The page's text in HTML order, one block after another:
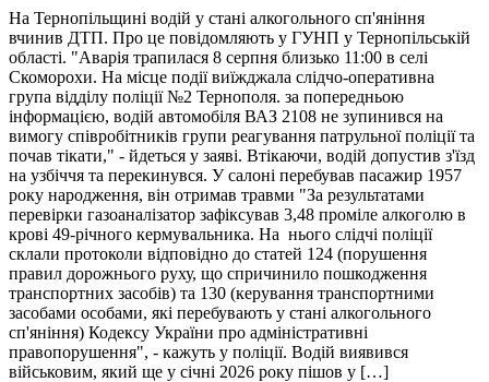
На Тернопільщині водій у стані алкогольного сп'яніння
вчинив ДТП. Про це повідомляють у ГУНП у Тернопільській
області. "Аварія трапилася 8 серпня близько 11:00 в селі
Скоморохи. На місце події виїжджала слідчо-оперативна
група відділу поліції №2 Тернополя. за попередньою
інформацією, водій автомобіля ВАЗ 2108 не зупинився на
вимогу співробітників групи реагування патрульної поліції та
почав тікати," - йдеться у заяві. Втікаючи, водій допустив з'їзд
на узбіччя та перекинувся. У салоні перебував пасажир 1957
року народження, він отримав травми "За результатами
перевірки газоаналізатор зафіксував 3,48 проміле алкоголю в
крові 49-річного кермувальника. На нього слідчі поліції
склали протоколи відповідно до статей 124 (порушення
правил дорожнього руху, що спричинило пошкодження
транспортних засобів) та 130 (керування транспортними
засобами особами, які перебувають у стані алкогольного
сп'яніння) Кодексу України про адміністративні
правопорушення", - кажуть у поліції. Водій виявився
військовим, який ще у січні 2026 року пішов у […]